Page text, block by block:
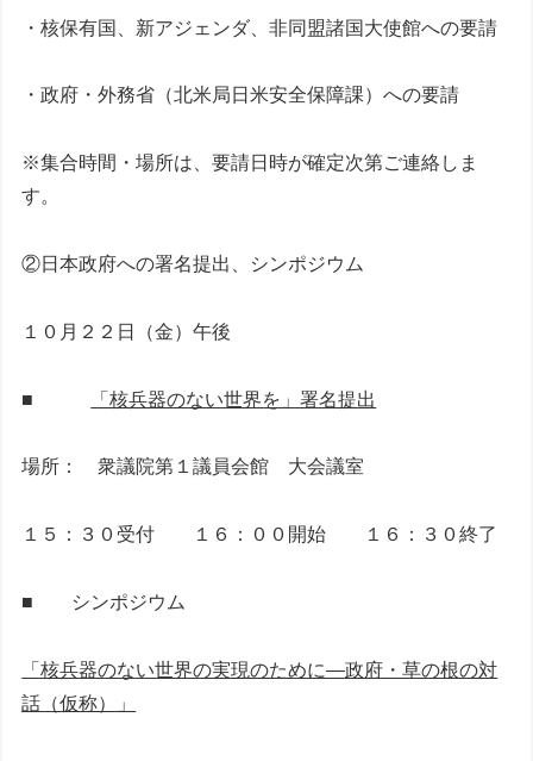
・核保有国、新アジェンダ、非同盟諸国大使館への要請
・政府・外務省（北米局日米安全保障課）への要請
※集合時間・場所は、要請日時が確定次第ご連絡しま
す。
②日本政府への署名提出、シンポジウム
１０月２２日（金）午後
■ 「核兵器のない世界を」署名提出
場所： 衆議院第１議員会館 大会議室
１５：３０受付 １６：００開始 １６：３０終了
■ シンポジウム
「核兵器のない世界の実現のために―政府・草の根の対
話（仮称）」